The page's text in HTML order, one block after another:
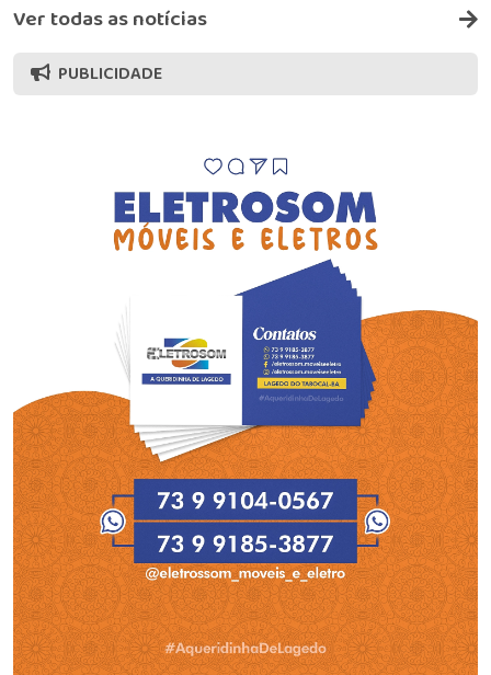
Ver todas as notícias
PUBLICIDADE